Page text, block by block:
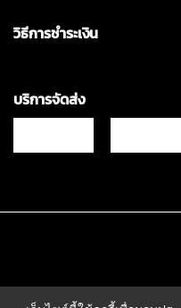
วิธีการชำระเงิน
บริการจัดส่ง